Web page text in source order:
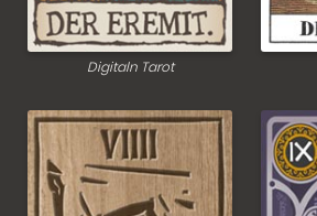
Digitaln Tarot